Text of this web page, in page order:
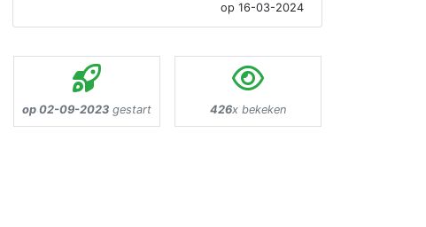
op 16-03-2024
op 02-09-2023 gestart 426x bekeken